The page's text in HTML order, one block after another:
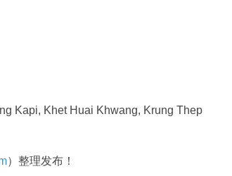
Kapi, Khet Huai Khwang, Krung Thep
）整理发布！